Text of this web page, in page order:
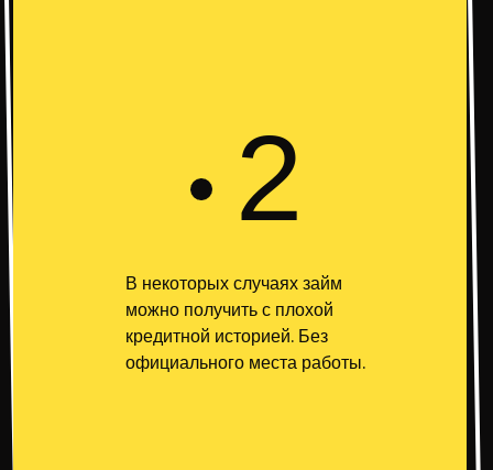
2
В некоторых случаях займ
можно получить с плохой
кредитной историей. Без
официального места работы.